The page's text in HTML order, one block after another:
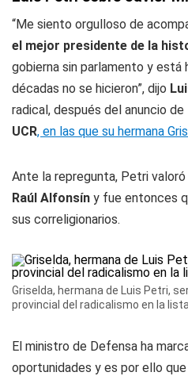
“Me siento orgulloso de
el mejor presidente de la
gobierna sin parlamento y está
décadas no se hicieron”, dijo
radical, después del anuncio
UCR, en las que su hermana
Ante la repregunta, Petri
Raúl Alfonsín y fue entonces
sus correligionarios.
Griselda, hermana de Luis Petri,
provincial del radicalismo en la
El ministro de Defensa ha
oportunidades y es por ello